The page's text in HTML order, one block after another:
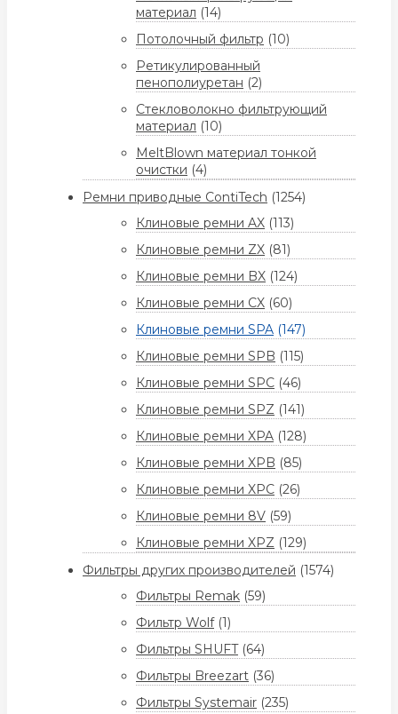
материал (14)
Потолочный фильтр (10)
Ретикулированный
пенополиуретан (2)
Стекловолокно фильтрующий
материал (10)
MeltBlown материал тонкой
очистки (4)
Ремни приводные ContiTech (1254)
Клиновые ремни AX (113)
Клиновые ремни ZX (81)
Клиновые ремни BX (124)
Клиновые ремни CX (60)
Клиновые ремни SPA (147)
Клиновые ремни SPB (115)
Клиновые ремни SPC (46)
Клиновые ремни SPZ (141)
Клиновые ремни XPA (128)
Клиновые ремни XPB (85)
Клиновые ремни XPC (26)
Клиновые ремни 8V (59)
Клиновые ремни XPZ (129)
Фильтры других производителей (1574)
Фильтры Remak (59)
Фильтр Wolf (1)
Фильтры SHUFT (64)
Фильтры Breezart (36)
Фильтры Systemair (235)